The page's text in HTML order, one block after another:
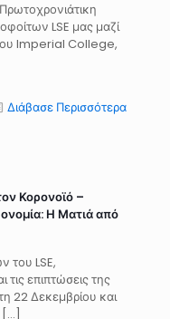
LSE μας μαζί
Imperial College,
Διάβασε Περισσότερα
Κορονοϊό –
Η Ματιά από
του LSE,
επιπτώσεις της
22 Δεκεμβρίου και
[…]